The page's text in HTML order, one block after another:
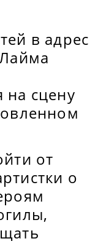
в адрес
на сцену
от
о